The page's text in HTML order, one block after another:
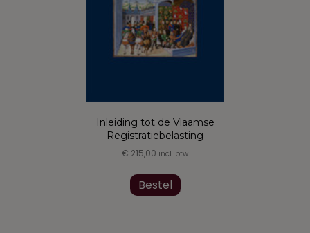
productpagina
Inleiding tot de Vlaamse
Registratiebelasting
€ 215,00 incl. btw
Bestel